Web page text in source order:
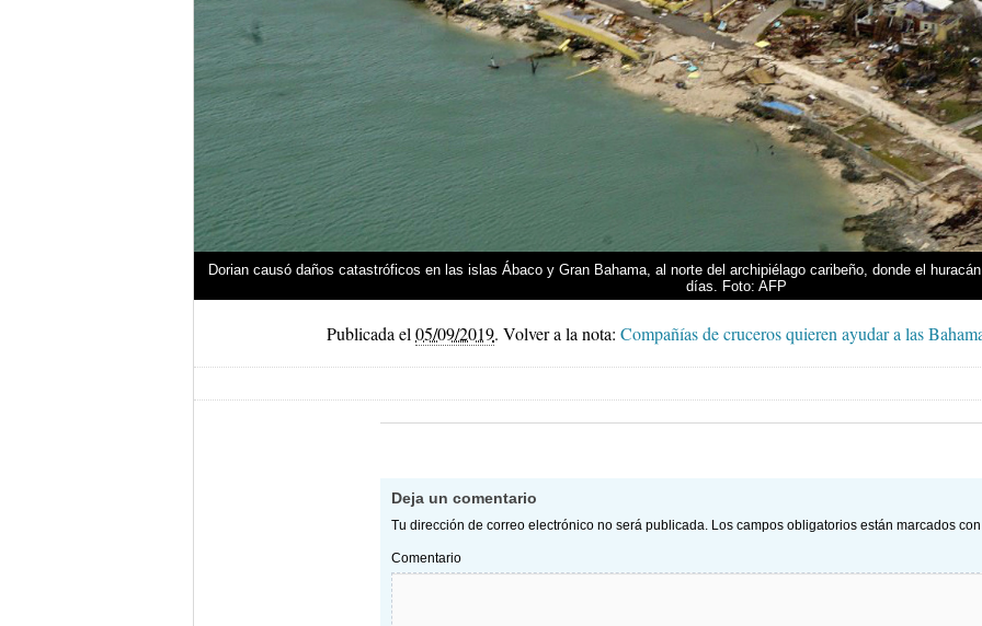
Dorian causó daños catastróficos en las islas Ábaco y Gran Bahama, al norte del archipiélago caribeño, donde el
días. Foto: AFP
Publicada el 05/09/2019. Volver a la nota: Compañías de cruceros quieren ayudar a las
Deja un comentario
Tu dirección de correo electrónico no será publicada. Los campos obligatorios están marcados
Comentario